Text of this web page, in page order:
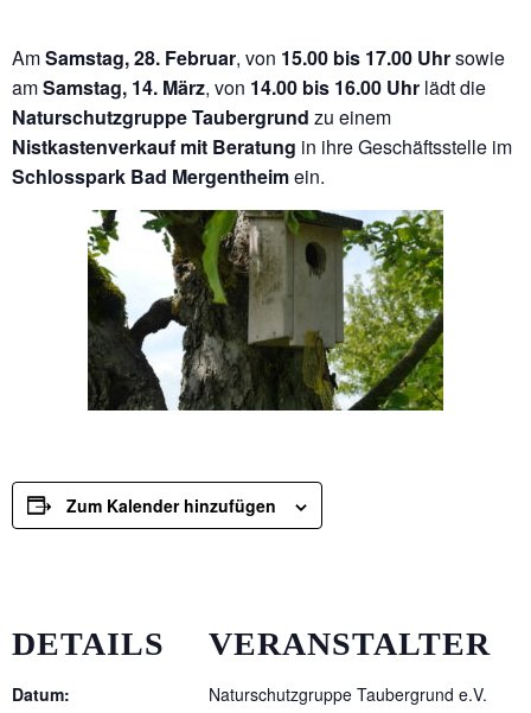
AmSamstag, 28. Februar, von 15.00 bis 17.00 Uhrsowie
amSamstag, 14. März, von 14.00 bis 16.00 Uhr lädt die
Naturschutzgruppe Taubergrund zu einem
Nistkastenverkauf mit Beratung in ihre Geschäftsstelle im
Schlosspark Bad Mergentheimein.
Zum Kalender hinzufügen
DETAILS
Datum:
VERANSTALTER
Naturschutzgruppe Taubergrund e.V.